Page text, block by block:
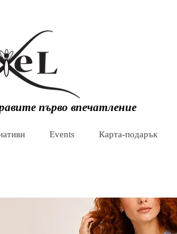
първо впечатление
Events Карта-подарък